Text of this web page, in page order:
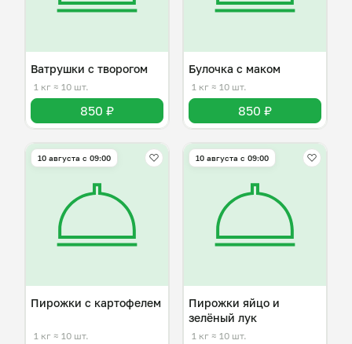
Ватрушки с творогом
1 кг ≈ 10 шт.
850 ₽
Булочка с маком
1 кг ≈ 10 шт.
850 ₽
10 августа с 09:00
Пирожки с картофелем
1 кг ≈ 10 шт.
10 августа с 09:00
Пирожки яйцо и
зелёный лук
1 кг ≈ 10 шт.